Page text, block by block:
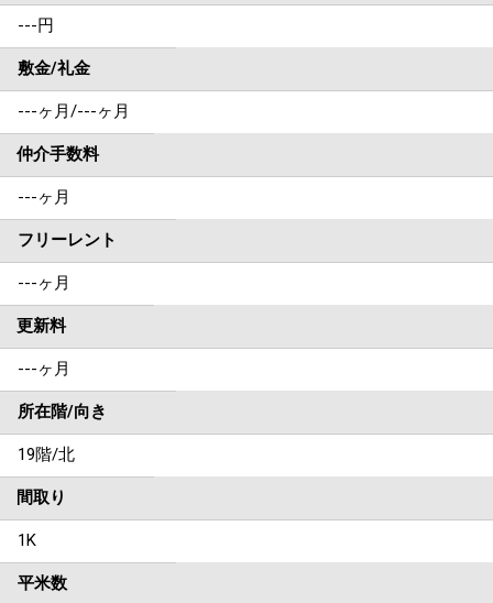
---円
敷金/礼金
---ヶ月/---ヶ月
仲介手数料
---ヶ月
フリーレント
---ヶ月
更新料
---ヶ月
所在階/向き
19階/北
間取り
1K
平米数